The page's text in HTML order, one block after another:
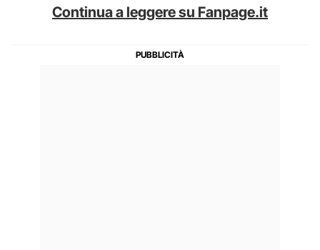
Continua a leggere su Fanpage.it